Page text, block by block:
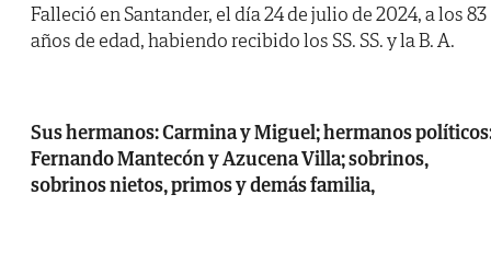
Falleció en Santander, el día 24 de julio de 2024, a los 83
años de edad, habiendo recibido los SS. SS. y la B. A.
Sus hermanos: Carmina y Miguel; hermanos
Fernando Mantecón y Azucena Villa; sobrinos,
sobrinos nietos, primos y demás familia,